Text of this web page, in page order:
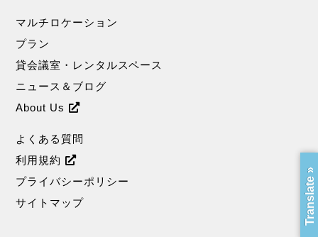
マルチロケーション
プラン
貸会議室・レンタルスペース
ニュース＆ブログ
About Us
よくある質問
利用規約
プライバシーポリシー
サイトマップ
Translate »